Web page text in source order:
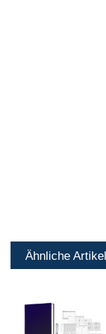
Ähnliche Artikel